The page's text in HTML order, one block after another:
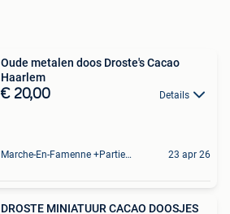
Oude metalen doos Droste's Cacao
Haarlem
€ 20,00 Details
Marche-En-Famenne +Partie De Baillonville Et Noiseux 23 apr 26
DROSTE MINIATUUR CACAO DOOSJES